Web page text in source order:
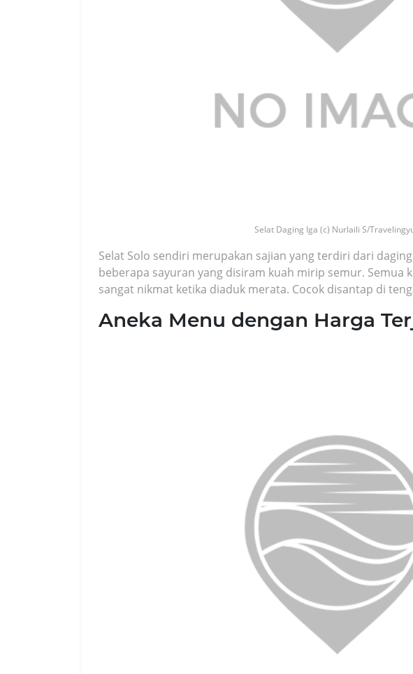
Selat Daging Iga (c) Nurlaili S/
Selat Solo sendiri merupakan sajian yang terdiri dari
beberapa sayuran yang disiram kuah mirip semur. Semua
sangat nikmat ketika diaduk merata. Cocok disantap di
Aneka Menu dengan Harga